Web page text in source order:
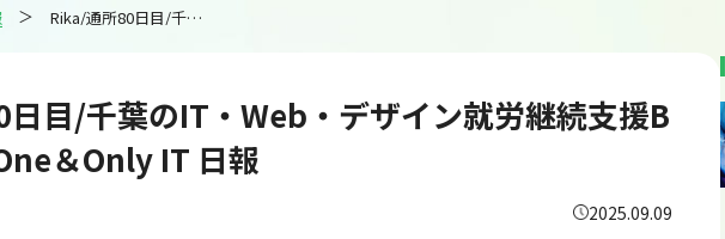
Rika/通所80日目/千葉のIT・Web・デザイン就労継続支援B型あいのてOne＆Only IT 日報
目/千葉のIT・Web・デザイン就労継続支援B
＆Only IT 日報
2025.09.09